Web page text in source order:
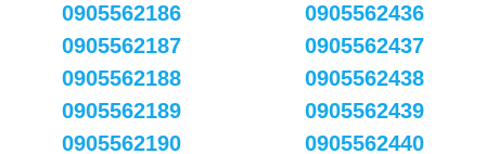
0905562186
0905562187
0905562188
0905562189
0905562190
0905562436
0905562437
0905562438
0905562439
0905562440